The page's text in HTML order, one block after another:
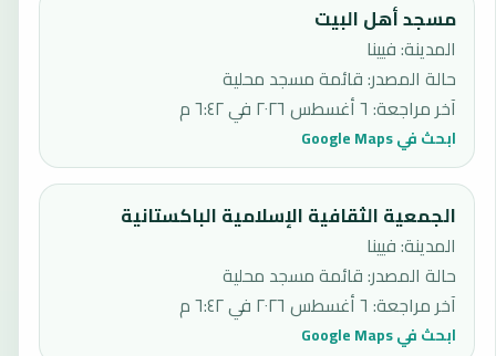
مسجد أهل البيت
المدينة: فيينا
حالة المصدر:قائمة مسجد محلية
آخر مراجعة: ٦ أغسطس ٢٠٢٦ في ٦:٤٢ م
ابحث في Google Maps
الجمعية الثقافية الإسلامية الباكستانية
المدينة: فيينا
حالة المصدر:قائمة مسجد محلية
آخر مراجعة: ٦ أغسطس ٢٠٢٦ في ٦:٤٢ م
ابحث في Google Maps